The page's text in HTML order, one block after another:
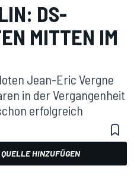
DS-
MITTEN IM
Jean-Eric Vergne
in der Vergangenheit
erfolgreich
HINZUFÜGEN